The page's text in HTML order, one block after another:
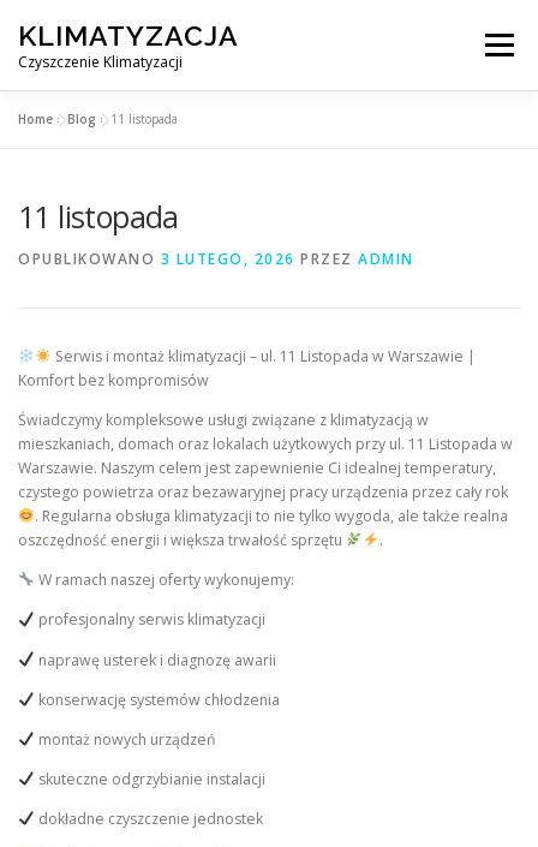
treści
KLIMATYZACJA
Czyszczenie Klimatyzacji
Menu
OBSŁUGIWANE MIASTA POD WARSZAWĄ
Home »Blog »11 listopada
11 listopada
OPUBLIKOWANO 3 LUTEGO, 2026 PRZEZ ADMIN
Serwis i montaż klimatyzacji – ul. 11 Listopada w Warszawie |
Komfort bez kompromisów
Świadczymy kompleksowe usługi związane z klimatyzacją w
mieszkaniach, domach oraz lokalach użytkowych przy ul. 11 Listopada w
Warszawie. Naszym celem jest zapewnienie Ci idealnej temperatury,
czystego powietrza oraz bezawaryjnej pracy urządzenia przez cały rok
. Regularna obsługa klimatyzacji to nie tylko wygoda, ale także realna
oszczędność energii i większa trwałość sprzętu
.
W ramach naszej oferty wykonujemy:
profesjonalny serwis klimatyzacji
naprawę usterek i diagnozę awarii
konserwację systemów chłodzenia
montaż nowych urządzeń
skuteczne odgrzybianie instalacji
dokładne czyszczenie jednostek